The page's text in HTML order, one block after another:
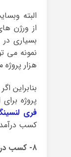
البته
از ورژن
بسیاری
هزار
بنابراین
پروژه
فری
کسب
۸- کسب درآمد با ترجمه